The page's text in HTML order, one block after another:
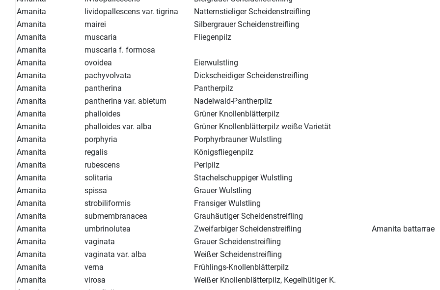
Amanita
lividopallescens var. tigrina
Natternstieliger Scheidenstreifling
Amanita
mairei
Silbergrauer Scheidenstreifling
Amanita
muscaria
Fliegenpilz
Amanita
muscaria f. formosa
Amanita
ovoidea
Eierwulstling
Amanita
pachyvolvata
Dickscheidiger Scheidenstreifling
Amanita
pantherina
Pantherpilz
Amanita
pantherina var. abietum
Nadelwald-Pantherpilz
Amanita
phalloides
Grüner Knollenblätterpilz
Amanita
phalloides var. alba
Grüner Knollenblätterpilz weiße Varietät
Amanita
porphyria
Porphyrbrauner Wulstling
Amanita
regalis
Königsfliegenpilz
Amanita
rubescens
Perlpilz
Amanita
solitaria
Stachelschuppiger Wulstling
Amanita
spissa
Grauer Wulstling
Amanita
strobiliformis
Fransiger Wulstling
Amanita
submembranacea
Grauhäutiger Scheidenstreifling
Amanita
umbrinolutea Zweifarbiger Scheidenstreifling
Amanita battarrae
Amanita
vaginata
Grauer Scheidenstreifling
Amanita
vaginata var. alba
Weißer Scheidenstreifling
Amanita
verna
Frühlings-Knollenblätterpilz
Amanita
virosa
Weißer Knollenblätterpilz, Kegelhütiger K.